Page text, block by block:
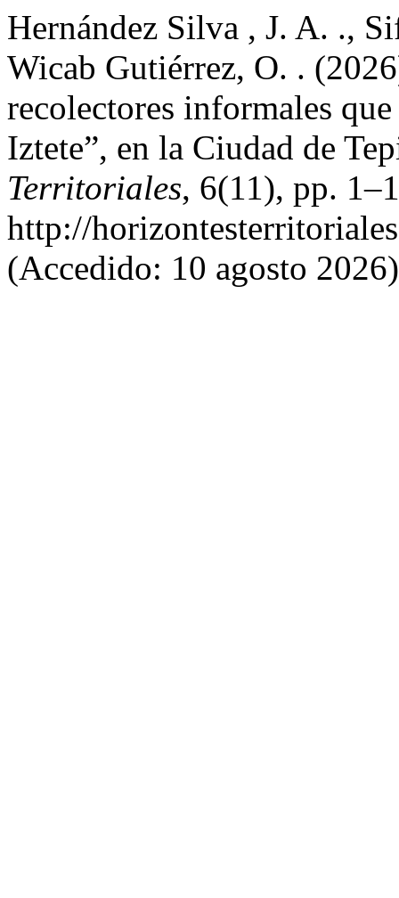
Hernández Silva , J. A. .,
Wicab Gutiérrez, O. .
recolectores informales
Iztete”, en la Ciudad de
Territoriales, 6(11), pp.
http://
(Accedido: 10 agosto